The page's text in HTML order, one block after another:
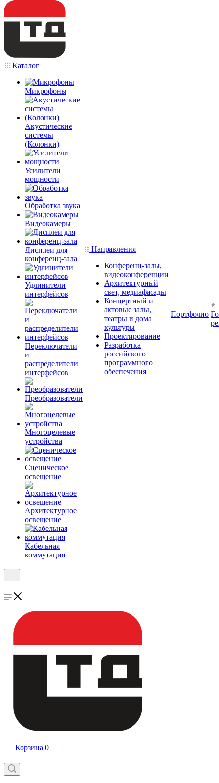
Каталог
Микрофоны
Акустические
системы
(Колонки)
Усилители
мощности
Обработка звука
Видеокамеры
Дисплеи для
конференц-зала
Удлинители
интерфейсов
Переключатели
и
распределители
интерфейсов
Преобразователи
Многоцелевые
устройства
Сценическое
освещение
Архитектурное
освещение
Кабельная
коммутация
Направления
Конференц-залы,
видеоконференции
Архитектурный
свет, медиафасады
Концертный и
актовые залы,
театры и дома
культуры
Проектирование
Разработка
российского
программного
обеспечения
Портфолио
Корзина 0